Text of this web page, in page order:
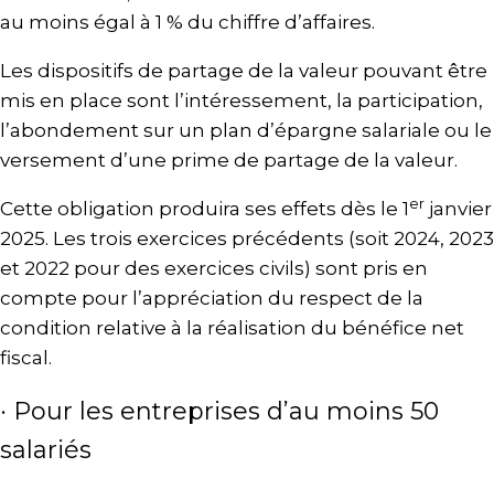
au moins égal à 1 % du chiffre d’affaires.
Les dispositifs de partage de la valeur pouvant être
mis en place sont l’intéressement, la participation,
l’abondement sur un plan d’épargne salariale ou le
versement d’une prime de partage de la valeur.
Cette obligation produira ses effets dès le 1 er janvier
2025. Les trois exercices précédents (soit 2024, 2023
et 2022 pour des exercices civils) sont pris en
compte pour l’appréciation du respect de la
condition relative à la réalisation du bénéfice net
fiscal.
· Pour les entreprises d’au moins 50
salariés